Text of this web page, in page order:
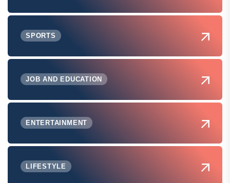
SPORTS
JOB AND EDUCATION
ENTERTAINMENT
LIFESTYLE